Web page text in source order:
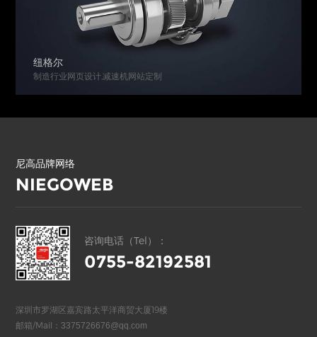
纽格尔
制造行业网页设计,减速机网站定制
尼高品牌网络
NIEGOWEB
咨询电话（Tel）：
0755-82192581
深圳市罗湖区嘉宾路太平洋商贸大厦19楼
邮箱/Mail： 3375726676@qq.com